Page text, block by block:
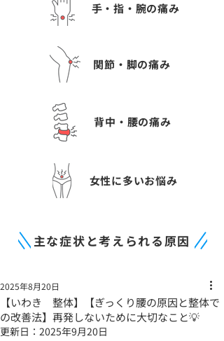
手・指・腕の痛み
関節・脚の痛み
背中・腰の痛み
女性に多いお悩み
主な症状と考えられる原因
【いわき 整体】【ぎっくり腰の原因と整体で
の改善法】再発しないために大切なこと💡
2025年8月20日
更新日： 2025年9月20日